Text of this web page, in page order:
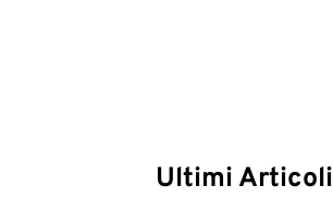
Ultimi Articoli